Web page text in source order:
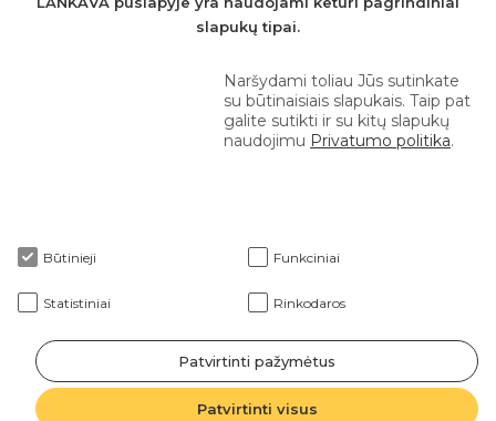
Apie mus
Klientams
2026 © Lankava visos teisės saugomos
Sprendimas:
slapukų tipai.
Naršydami toliau Jūs sutinkate
su būtinaisiais slapukais. Taip pat
galite sutikti ir su kitų slapukų
naudojimu Privatumo politika.
Būtinieji Funkciniai
Statistiniai Rinkodaros
Patvirtinti pažymėtus
Patvirtinti visus